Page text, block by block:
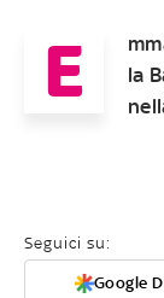
E
la
Seguici su:
Google